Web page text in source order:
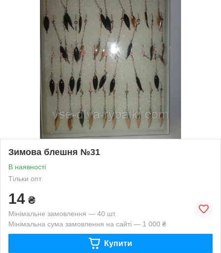
Зимова блешня №31
В наявності
Тільки опт
14 ₴
Мінімальне замовлення — 40 шт.
Мінімальна сума замовлення на сайті — 1 000 ₴
Купити